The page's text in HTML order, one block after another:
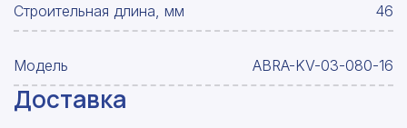
Строительная длина, мм 46
Модель ABRA-KV-03-080-16
Доставка